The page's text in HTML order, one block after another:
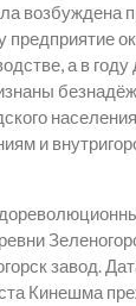
возбуждена
предприятие
а в году
и
завод.
Кинешма